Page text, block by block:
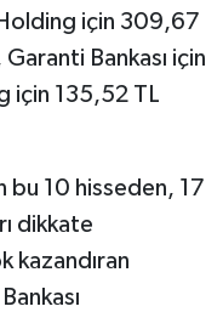
için 309,67
Bankası için
için 135,52 TL
10 hisseden, 17
dikkate
kazandıran